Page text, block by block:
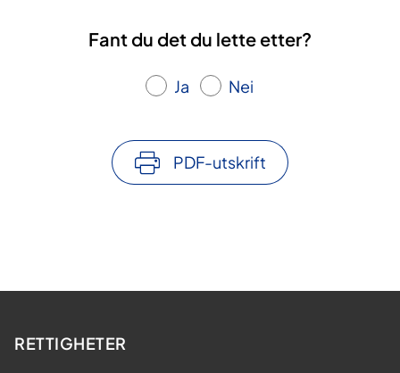
Fant du det du lette etter?
Ja Nei
PDF-utskrift
RETTIGHETER